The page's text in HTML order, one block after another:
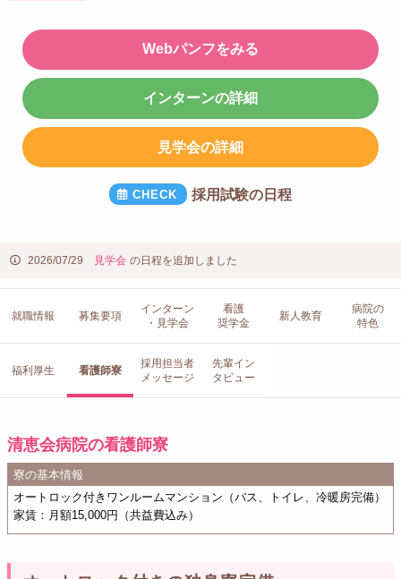
Webパンフをみる
インターンの詳細
見学会の詳細
採用試験の日程
2026/07/29 見学会 の日程を追加しました
就職情報 募集要項
インターン
・見学会
看護
奨学金
新人教育
病院の
特色
福利厚生 看護師寮
採用担当者
メッセージ
先輩イン
タビュー
清恵会病院の看護師寮
寮の基本情報
オートロック付きワンルームマンション（バス、トイレ、冷暖房完備）
家賃：月額15,000円（共益費込み）